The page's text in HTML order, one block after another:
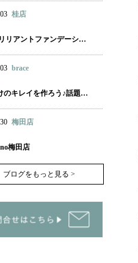
桂店
リリアントファンデーシ…
brace
のキレイを作ろう♪話題…
梅田店
梅田店
ブログをもっと見る >